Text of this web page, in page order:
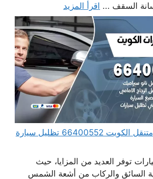
السقف ... اقرأ المزيد
تظليل سيارات متنقل الكويت 66400552 تظليل سيارة
توفر العديد من المزايا، حيث
السائق والركاب من أشعة الشمس